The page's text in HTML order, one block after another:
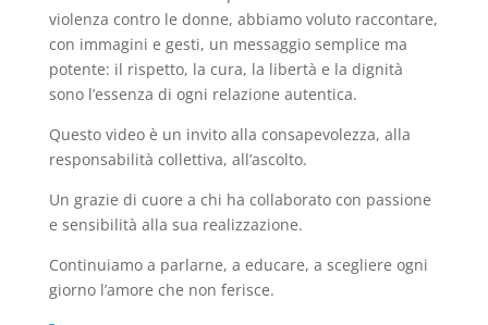
violenza contro le donne, abbiamo voluto raccontare,
con immagini e gesti, un messaggio semplice ma
potente: il rispetto, la cura, la libertà e la dignità
sono l’essenza di ogni relazione autentica.
Questo video è un invito alla consapevolezza, alla
responsabilità collettiva, all’ascolto.
Un grazie di cuore a chi ha collaborato con passione
e sensibilità alla sua realizzazione.
Continuiamo a parlarne, a educare, a scegliere ogni
giorno l’amore che non ferisce.